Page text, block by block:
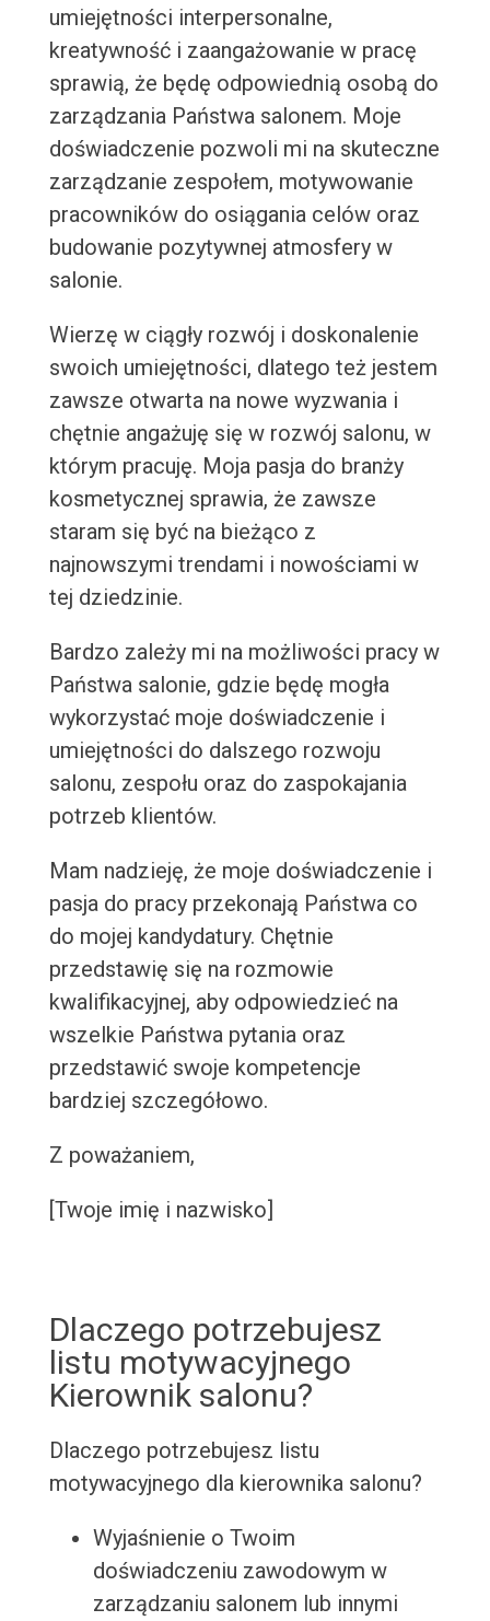
umiejętności interpersonalne,
kreatywność i zaangażowanie w pracę
sprawią, że będę odpowiednią osobą do
zarządzania Państwa salonem. Moje
doświadczenie pozwoli mi na skuteczne
zarządzanie zespołem, motywowanie
pracowników do osiągania celów oraz
budowanie pozytywnej atmosfery w
salonie.
Wierzę w ciągły rozwój i doskonalenie
swoich umiejętności, dlatego też jestem
zawsze otwarta na nowe wyzwania i
chętnie angażuję się w rozwój salonu, w
którym pracuję. Moja pasja do branży
kosmetycznej sprawia, że zawsze
staram się być na bieżąco z
najnowszymi trendami i nowościami w
tej dziedzinie.
Bardzo zależy mi na możliwości pracy w
Państwa salonie, gdzie będę mogła
wykorzystać moje doświadczenie i
umiejętności do dalszego rozwoju
salonu, zespołu oraz do zaspokajania
potrzeb klientów.
Mam nadzieję, że moje doświadczenie i
pasja do pracy przekonają Państwa co
do mojej kandydatury. Chętnie
przedstawię się na rozmowie
kwalifikacyjnej, aby odpowiedzieć na
wszelkie Państwa pytania oraz
przedstawić swoje kompetencje
bardziej szczegółowo.
Z poważaniem,
[Twoje imię i nazwisko]
Dlaczego potrzebujesz
listu motywacyjnego
Kierownik salonu?
Dlaczego potrzebujesz listu
motywacyjnego dla kierownika salonu?
Wyjaśnienie o Twoim
doświadczeniu zawodowym w
zarządzaniu salonem lub innymi